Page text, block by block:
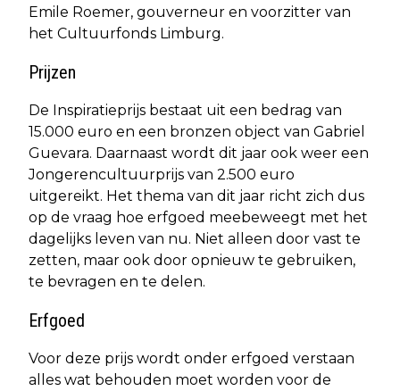
Emile Roemer, gouverneur en voorzitter van
het Cultuurfonds Limburg.
Prijzen
De Inspiratieprijs bestaat uit een bedrag van
15.000 euro en een bronzen object van Gabriel
Guevara. Daarnaast wordt dit jaar ook weer een
Jongerencultuurprijs van 2.500 euro
uitgereikt. Het thema van dit jaar richt zich dus
op de vraag hoe erfgoed meebeweegt met het
dagelijks leven van nu. Niet alleen door vast te
zetten, maar ook door opnieuw te gebruiken,
te bevragen en te delen.
Erfgoed
Voor deze prijs wordt onder erfgoed verstaan
alles wat behouden moet worden voor de